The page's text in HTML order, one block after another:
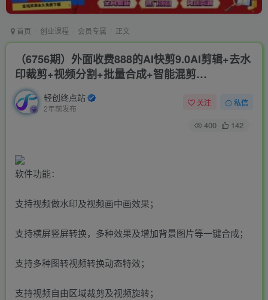
首页 创业课程 会员专属 正文
（6756期）外面收费888的AI快剪9.0AI剪辑+去水
印裁剪+视频分割+批量合成+智能混剪…
轻创终点站
2年前发布
关注 私信
400 142
软件功能：
支持视频做水印及视频画中画效果；
支持横屏竖屏转换，多种效果及增加背景图片等一键合成；
支持多种图转视频转换动态特效；
支持视频自由区域裁剪及视频旋转；